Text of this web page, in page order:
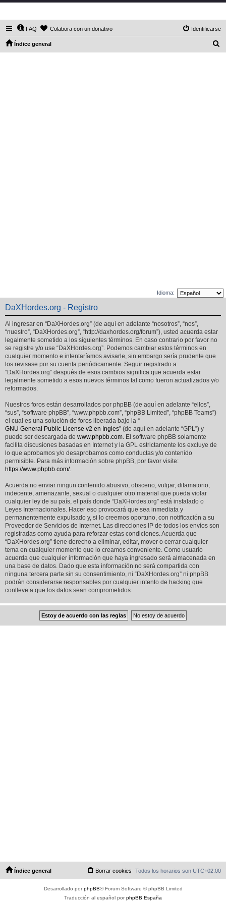
FAQ Colabora con un donativo Identificarse
Índice general
Idioma:
DaXHordes.org - Registro
Al ingresar en “DaXHordes.org” (de aquí en adelante “nosotros”, “nos”,
“nuestro”, “DaXHordes.org”, “http://daxhordes.org/forum”), usted acuerda estar
legalmente sometido a los siguientes términos. En caso contrario por favor no
se registre y/o use “DaXHordes.org”. Podemos cambiar estos términos en
cualquier momento e intentaríamos avisarle, sin embargo sería prudente que
los revisase por su cuenta periódicamente. Seguir registrado a
“DaXHordes.org” después de esos cambios significa que acuerda estar
legalmente sometido a esos nuevos términos tal como fueron actualizados y/o
reformados.
Nuestros foros están desarrollados por phpBB (de aquí en adelante “ellos”,
“sus”, “software phpBB”, “www.phpbb.com”, “phpBB Limited”, “phpBB Teams”)
el cual es una solución de foros liberada bajo la “
GNU General Public License v2 en Ingles” (de aquí en adelante “GPL”) y
puede ser descargada de www.phpbb.com. El software phpBB solamente
facilita discusiones basadas en Internet y la GPL estrictamente los excluye de
lo que aprobamos y/o desaprobamos como conductas y/o contenido
permisible. Para más información sobre phpBB, por favor visite:
https://www.phpbb.com/.
Acuerda no enviar ningun contenido abusivo, obsceno, vulgar, difamatorio,
indecente, amenazante, sexual o cualquier otro material que pueda violar
cualquier ley de su país, el país donde “DaXHordes.org” está instalado o
Leyes Internacionales. Hacer eso provocará que sea inmediata y
permanentemente expulsado y, si lo creemos oportuno, con notificación a su
Proveedor de Servicios de Internet. Las direcciones IP de todos los envíos son
registradas como ayuda para reforzar estas condiciones. Acuerda que
“DaXHordes.org” tiene derecho a eliminar, editar, mover o cerrar cualquier
tema en cualquier momento que lo creamos conveniente. Como usuario
acuerda que cualquier información que haya ingresado será almacenada en
una base de datos. Dado que esta información no será compartida con
ninguna tercera parte sin su consentimiento, ni “DaXHordes.org” ni phpBB
podrán considerarse responsables por cualquier intento de hacking que
conlleve a que los datos sean comprometidos.
Índice general Todos los horarios son UTC+02:00
Borrar cookies
Desarrollado porphpBB® Forum Software © phpBB Limited
Traducción al español porphpBB España